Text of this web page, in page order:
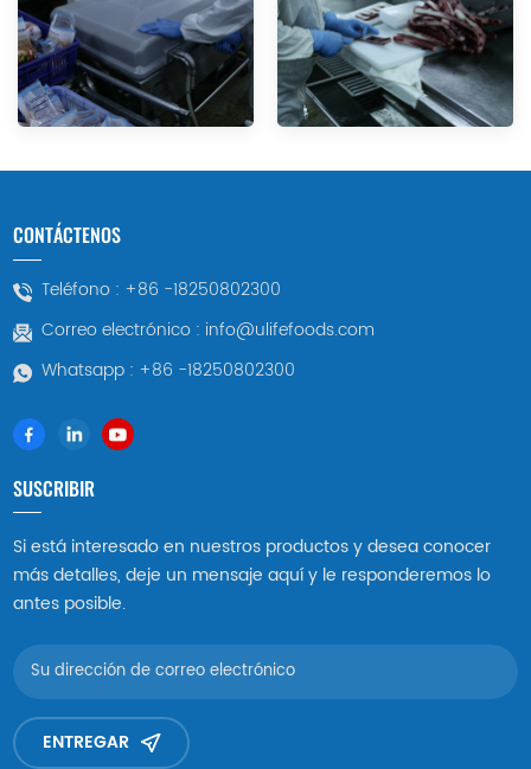
CONTÁCTENOS
Teléfono : +86 -18250802300
Correo electrónico : info@ulifefoods.com
Whatsapp : +86 -18250802300
SUSCRIBIR
Si está interesado en nuestros productos y desea conocer
más detalles, deje un mensaje aquí y le responderemos lo
antes posible.
ENTREGAR